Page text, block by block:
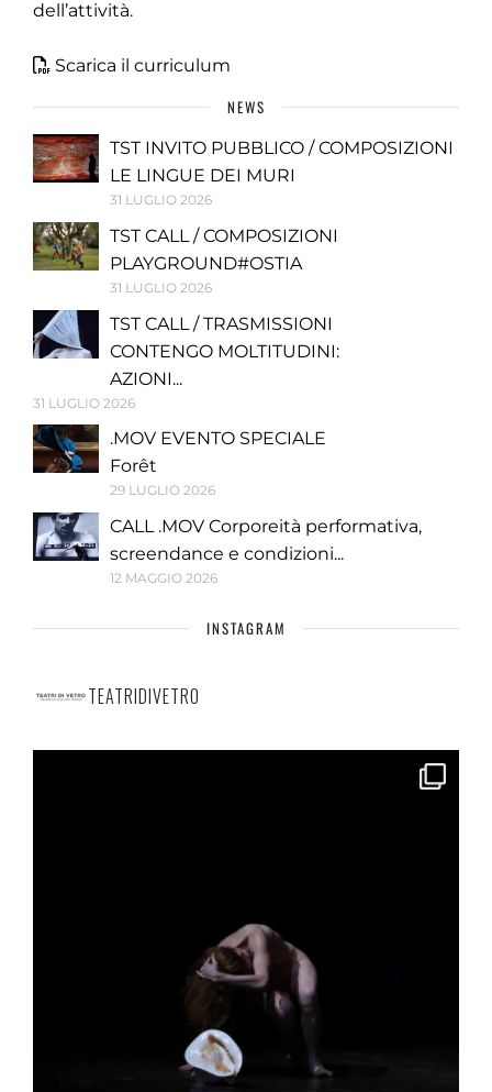
dell’attività.
Scarica il curriculum
NEWS
TST INVITO PUBBLICO / COMPOSIZIONI
LE LINGUE DEI MURI
31 LUGLIO 2026
TST CALL / COMPOSIZIONI
PLAYGROUND#OSTIA
31 LUGLIO 2026
TST CALL / TRASMISSIONI
CONTENGO MOLTITUDINI:
AZIONI...
31 LUGLIO 2026
.MOV EVENTO SPECIALE
Forêt
29 LUGLIO 2026
CALL .MOV Corporeità performativa,
screendance e condizioni...
12 MAGGIO 2026
INSTAGRAM
TEATRIDIVETRO